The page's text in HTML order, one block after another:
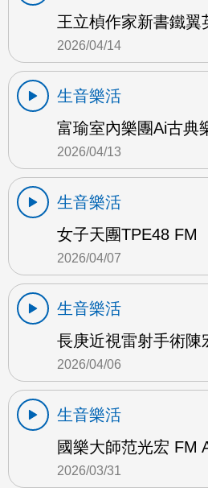
王立楨作家新書鐵翼
2026/04/14
生音樂活
富瑜室內樂團Ai古典
2026/04/13
生音樂活
女子天團TPE48 FM
2026/04/07
生音樂活
長庚近視雷射手術陳
2026/04/06
生音樂活
國樂大師范光宏 FM
2026/03/31